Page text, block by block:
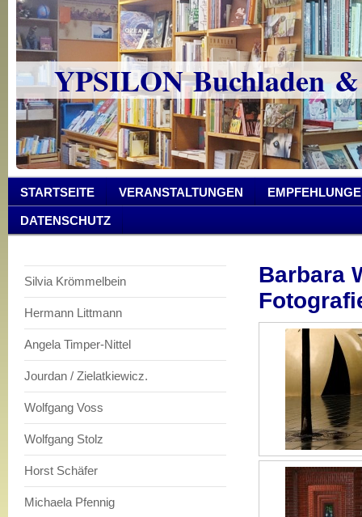
YPSILON Buchladen
STARTSEITE VERANSTALTUNGEN
DATENSCHUTZ
Silvia Krömmelbein
Hermann Littmann
Angela Timper-Nittel
Jourdan / Zielatkiewicz.
Wolfgang Voss
Wolfgang Stolz
Horst Schäfer
Michaela Pfennig
Barbara